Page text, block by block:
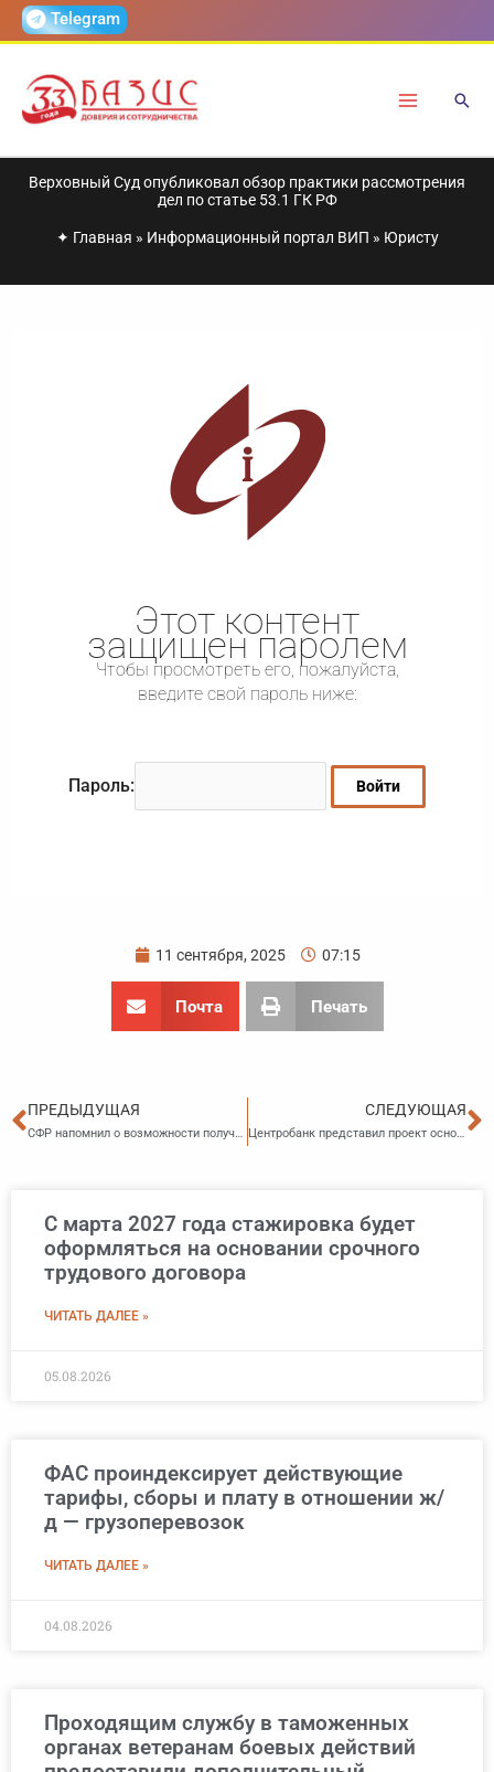
ПерейтиTelegram
Верховный Суд опубликовал обзор практики рассмотрения
дел по статье 53.1 ГК РФ
✦ Главная » Информационный портал ВИП » Юристу
Этот контент
защищен паролем
Чтобы просмотреть его, пожалуйста,
введите свой пароль ниже:
Пароль:
11 сентября, 2025 07:15
Почта Печать
Пред
ПРЕДЫДУЩАЯ
СФР напомнил о возможности получения гражданами информации о счетах при наличии секретного кода
СЛЕДУЮЩАЯ
Центробанк представил проект основных направлений единой государственной денежно-кредитной политики на 2026–2028 годы
С марта 2027 года стажировка будет
оформляться на основании срочного
трудового договора
ЧИТАТЬ ДАЛЕЕ »
05.08.2026
ФАС проиндексирует действующие
тарифы, сборы и плату в отношении ж/
д — грузоперевозок
ЧИТАТЬ ДАЛЕЕ »
04.08.2026
Проходящим службу в таможенных
органах ветеранам боевых действий